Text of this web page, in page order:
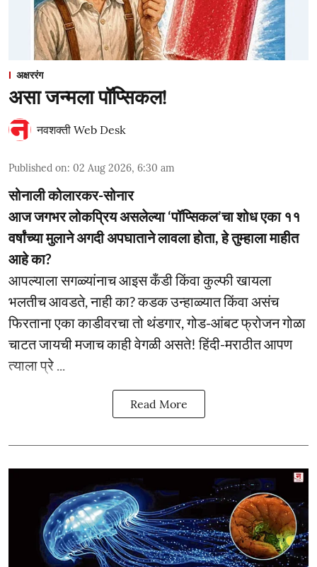
अक्षररंग
असा जन्मला पॉप्सिकल!
नवशक्ती Web Desk
Published on: 02 Aug 2026, 6:30 am
सोनाली कोलारकर-सोनार
आज जगभर लोकप्रिय असलेल्या ‘पॉप्सिकल’चा शोध एका ११
वर्षांच्या मुलाने अगदी अपघाताने लावला होता, हे तुम्हाला माहीत
आहे का?
आपल्याला सगळ्यांनाच आइस कँडी किंवा कुल्फी खायला
भलतीच आवडते, नाही का? कडक उन्हाळ्यात किंवा असंच
फिरताना एका काडीवरचा तो थंडगार, गोड-आंबट फ्रोजन गोळा
चाटत जायची मजाच काही वेगळी असते! हिंदी-मराठीत आपण
त्याला प्रे ...
Read More